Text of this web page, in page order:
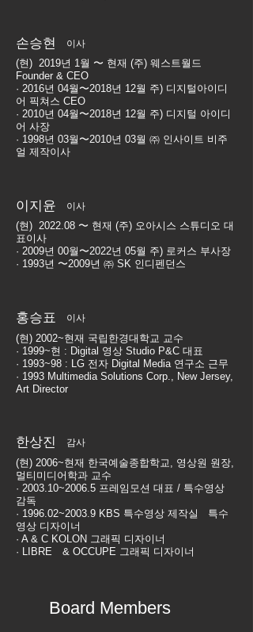
손승현 이사
(현) 2019년 1월 〜 현재 (주) 웨스트월드
Founder & CEO
· 2016년 04월〜2018년 12월 주) 디지털아이디
어 픽쳐스 CEO
· 2010년 04월〜2018년 12월 주) 디지털 아이디
어 사장
· 1998년 03월〜2010년 03월 ㈜ 인사이트 비주
얼 제작이사
이지윤 이사
(현) 2022.08 〜 현재 (주) 오아시스 스튜디오 대
표이사
· 2009년 00월〜2022년 05월 주) 로커스 부사장
· 1993년 〜2009년 ㈜ SK 인디펜던스
홍승표 이사
(현) 2002~현재 국립한경대학교 교수
· 1999~현 : Digital 영상 Studio P&C 대표
· 1993~98 : LG 전자 Digital Media 연구소 근무
· 1993 Multimedia Solutions Corp., New Jersey,
Art Director
한상진 감사
(현) 2006~현재 한국예술종합학교, 영상원 원장,
멀티미디어학과 교수
· 2003.10~2006.5 프레임모션 대표 / 특수영상
감독
· 1996.02~2003.9 KBS 특수영상 제작실 특수
영상 디자이너
· A & C KOLON 그래픽 디자이너
· LIBRE & OCCUPE 그래픽 디자이너
Board Members